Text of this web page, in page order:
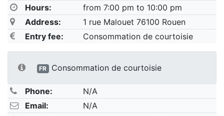
Hours:
from 7:00 pm to 10:00 pm
Address:
1 rue Malouet 76100 Rouen
Entry fee:
Consommation de courtoisie
FR Consommation de courtoisie
Phone:
N/A
Email:
N/A